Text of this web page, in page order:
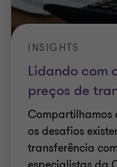
Lidando com
preços de
INSIGHTS
Compartilhamos
os desafios
transferência